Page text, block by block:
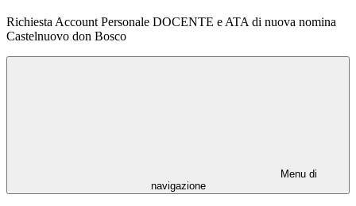
Richiesta Account Personale DOCENTE e ATA di nuova nomina
Castelnuovo don Bosco
Menu di
navigazione